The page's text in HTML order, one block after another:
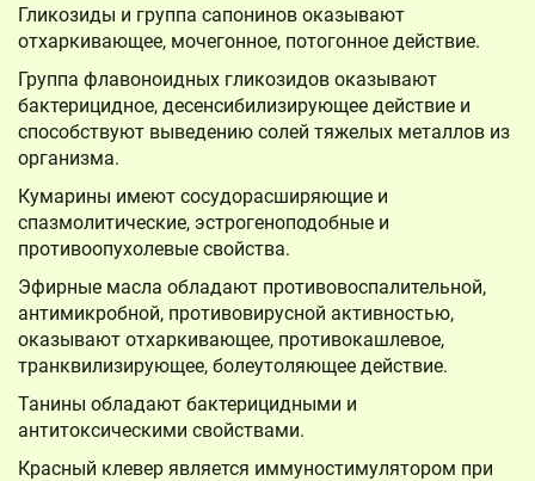
Гликозиды и группа сапонинов оказывают
отхаркивающее, мочегонное, потогонное действие.
Группа флавоноидных гликозидов оказывают
бактерицидное, десенсибилизирующее действие и
способствуют выведению солей тяжелых металлов из
организма.
Кумарины имеют сосудорасширяющие и
спазмолитические, эстрогеноподобные и
противоопухолевые свойства.
Эфирные масла обладают противовоспалительной,
антимикробной, противовирусной активностью,
оказывают отхаркивающее, противокашлевое,
транквилизирующее, болеутоляющее действие.
Танины обладают бактерицидными и
антитоксическими свойствами.
Красный клевер является иммуностимулятором при